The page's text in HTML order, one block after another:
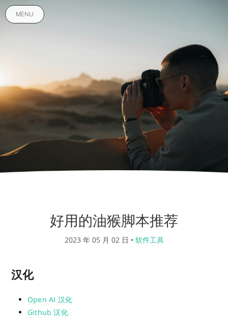
MENU
好用的油猴脚本推荐
2023 年 05 月 02 日 • 软件工具
汉化
Open AI 汉化
Github 汉化